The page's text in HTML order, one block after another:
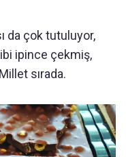
da çok tutuluyor,
ipince çekmiş,
sırada.